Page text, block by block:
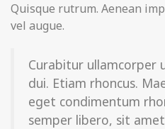
Quisque rutrum. Aenean
vel augue.
Curabitur ullamcorper
dui. Etiam rhoncus.
eget condimentum
semper libero, sit